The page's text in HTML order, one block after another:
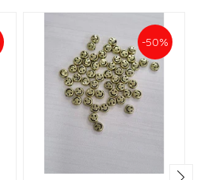
-50%